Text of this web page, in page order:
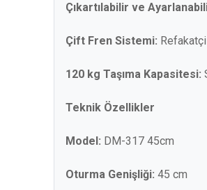
Çıkartılabilir ve
Çift Fren Sistemi:
120 kg Taşıma Kapasitesi:
Teknik Özellikler
Model: DM-317 45cm
Oturma Genişliği: 45 cm